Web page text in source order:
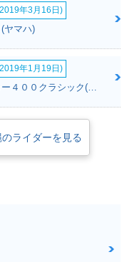
年3月16日)
ヤマハ)
年1月19日)
さとささん:ドラッグスター４００クラシック(ヤマハ)
ライダーを見る